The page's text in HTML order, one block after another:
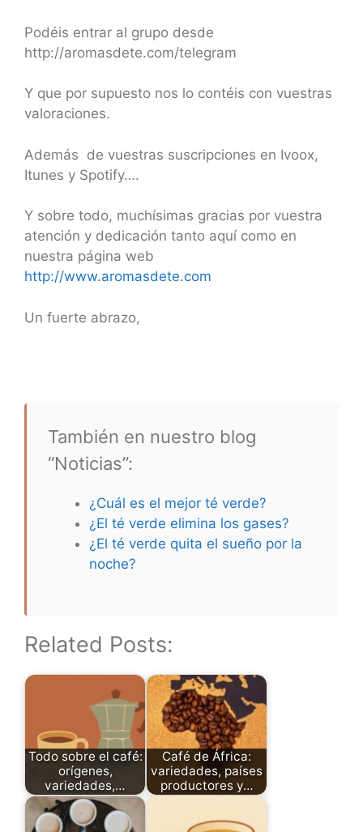
Podéis entrar al grupo desde
http://aromasdete.com/telegram
Y que por supuesto nos lo contéis con vuestras
valoraciones.
Además de vuestras suscripciones en Ivoox,
Itunes y Spotify….
Y sobre todo, muchísimas gracias por vuestra
atención y dedicación tanto aquí como en
nuestra página web
http://www.aromasdete.com
Un fuerte abrazo,
También en nuestro blog
“Noticias”:
¿Cuál es el mejor té verde?
¿El té verde elimina los gases?
¿El té verde quita el sueño por la
noche?
Related Posts:
Todo sobre el café:
orígenes,
variedades,…
Café de África:
variedades, países
productores y…